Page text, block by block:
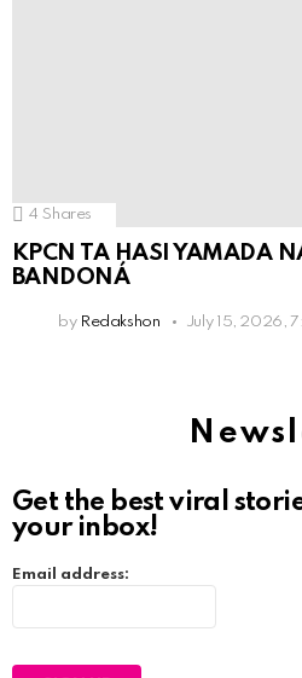
4 Shares
KPCN TA HASI YAMADA
BANDONÁ
by Redakshon July 15, 2026,
Get the best viral
your inbox!
Email address: